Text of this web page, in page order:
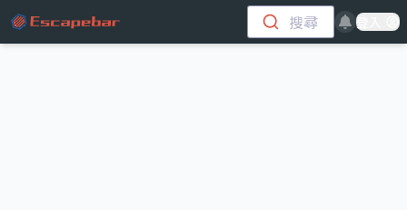
跳至主要內容
搜尋 登入